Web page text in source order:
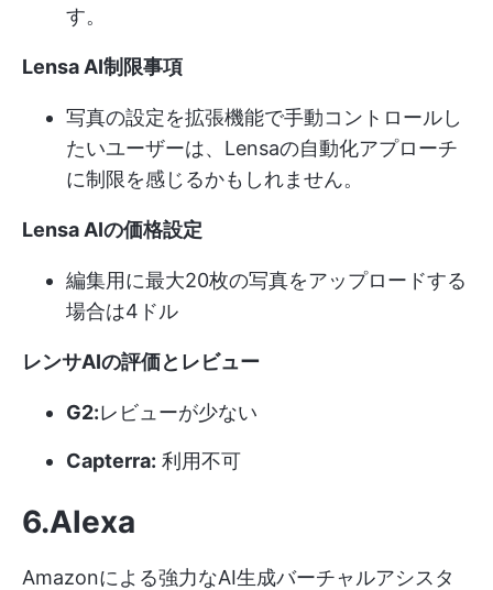
す。
Lensa AI制限事項
写真の設定を拡張機能で手動コントロールし
たいユーザーは、Lensaの自動化アプローチ
に制限を感じるかもしれません。
Lensa AIの価格設定
編集用に最大20枚の写真をアップロードする
場合は4ドル
レンサAIの評価とレビュー
G2:レビューが少ない
Capterra: 利用不可
6.Alexa
Amazonによる強力なAI生成バーチャルアシスタ